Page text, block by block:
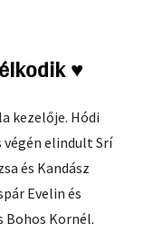
♥
kezelője. Hódi
végén elindult Srí
és Kandász
Evelin és
Bohos Kornél.